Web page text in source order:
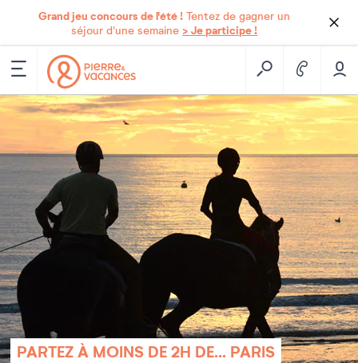
Grand jeu concours de l'été ! Tentez de gagner un
séjour d'une semaine > Je participe !
PARTEZ À MOINS DE 2H DE... PARIS